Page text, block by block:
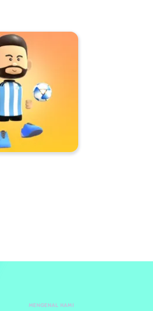
MENGENAL KAMI